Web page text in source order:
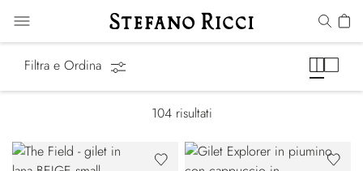
Filtra e Ordina
104 risultati